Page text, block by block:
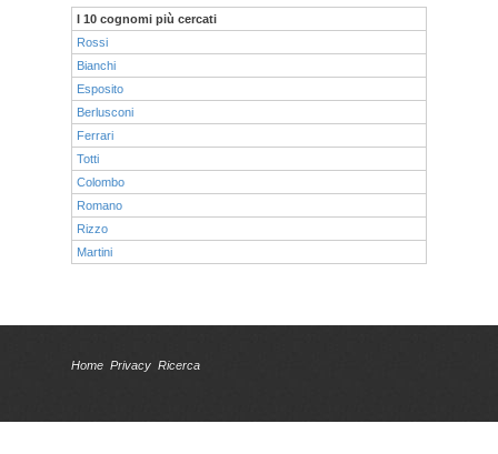
I 10 cognomi più cercati
Rossi
Bianchi
Esposito
Berlusconi
Ferrari
Totti
Colombo
Romano
Rizzo
Martini
Home Privacy Ricerca